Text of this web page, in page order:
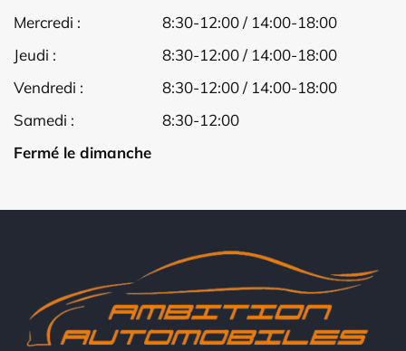
Mercredi :
8:30-12:00 / 14:00-18:00
Jeudi :
8:30-12:00 / 14:00-18:00
Vendredi :
8:30-12:00 / 14:00-18:00
Samedi :
8:30-12:00
Fermé le dimanche